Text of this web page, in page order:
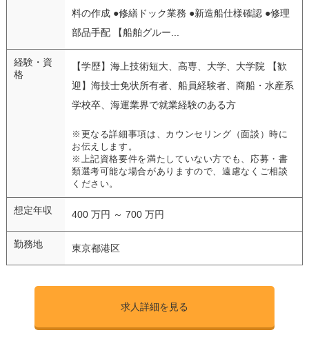
料の作成 ●修繕ドック業務 ●新造船仕様確認 ●修理
部品手配 【船舶グルー...
経験・資
格
【学歴】海上技術短大、高専、大学、大学院 【歓
迎】海技士免状所有者、船員経験者、商船・水産系
学校卒、海運業界で就業経験のある方
※更なる詳細事項は、カウンセリング（面談）時に
お伝えします。
※上記資格要件を満たしていない方でも、応募・書
類選考可能な場合がありますので、遠慮なくご相談
ください。
想定年収 400 万円 ～ 700 万円
勤務地 東京都港区
求人詳細を見る